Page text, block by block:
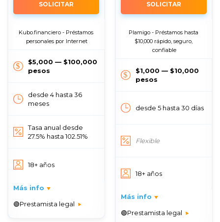
SOLICITAR
Kubo.financiero - Préstamos
personales por Internet
$5,000 — $100,000
pesos
desde 4 hasta 36
meses
Tasa anual desde
27.5% hasta 102.51%
18+ años
Más info
🟢Prestamista legal
SOLICITAR
Plamigo - Préstamos hasta
$10,000 rápido, seguro,
confiable
$1,000 — $10,000
pesos
desde 5 hasta 30 días
Flexible
18+ años
Más info
🟢Prestamista legal